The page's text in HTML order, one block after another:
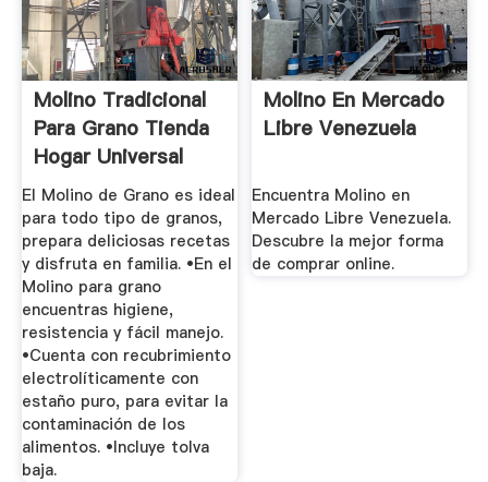
Molino Tradicional
Para Grano Tienda
Hogar Universal
El Molino de Grano es ideal
para todo tipo de granos,
prepara deliciosas recetas
y disfruta en familia. •En el
Molino para grano
encuentras higiene,
resistencia y fácil manejo.
•Cuenta con recubrimiento
electrolíticamente con
estaño puro, para evitar la
contaminación de los
alimentos. •Incluye tolva
baja.
Molino En Mercado
Libre Venezuela
Encuentra Molino en
Mercado Libre Venezuela.
Descubre la mejor forma
de comprar online.